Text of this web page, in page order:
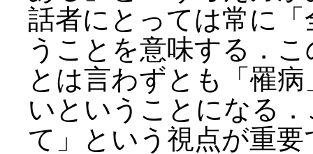
話者にとっては常に
うことを意味する．
とは言わずとも「罹
いということになる
て」という視点が重